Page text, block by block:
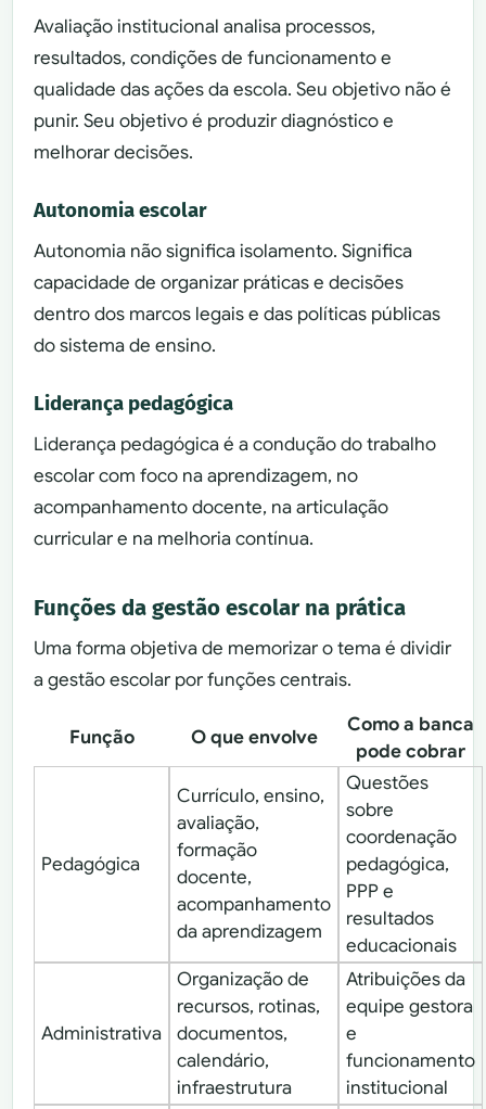
Avaliação institucional analisa processos,
resultados, condições de funcionamento e
qualidade das ações da escola. Seu objetivo não é
punir. Seu objetivo é produzir diagnóstico e
melhorar decisões.
Autonomia escolar
Autonomia não significa isolamento. Significa
capacidade de organizar práticas e decisões
dentro dos marcos legais e das políticas públicas
do sistema de ensino.
Liderança pedagógica
Liderança pedagógica é a condução do trabalho
escolar com foco na aprendizagem, no
acompanhamento docente, na articulação
curricular e na melhoria contínua.
Funções da gestão escolar na prática
Uma forma objetiva de memorizar o tema é dividir
a gestão escolar por funções centrais.
Função O que envolve
Como a banca
pode cobrar
Pedagógica
Currículo, ensino,
avaliação,
formação
docente,
acompanhamento
da aprendizagem
Questões
sobre
coordenação
pedagógica,
PPP e
resultados
educacionais
Administrativa
Organização de
recursos, rotinas,
documentos,
calendário,
infraestrutura
Atribuições da
equipe gestora
e
funcionamento
institucional